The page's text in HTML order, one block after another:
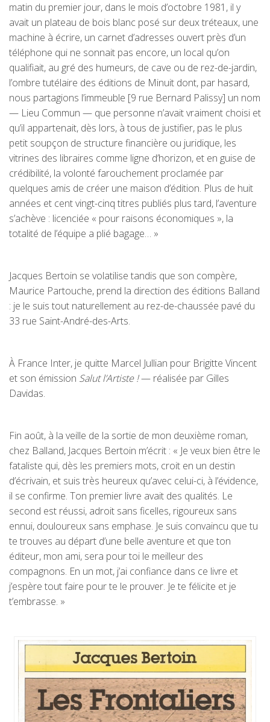
matin du premier jour, dans le mois d’octobre 1981, il y
avait un plateau de bois blanc posé sur deux tréteaux, une
machine à écrire, un carnet d’adresses ouvert près d’un
téléphone qui ne sonnait pas encore, un local qu’on
qualifiait, au gré des humeurs, de cave ou de rez-de-jardin,
l’ombre tutélaire des éditions de Minuit dont, par hasard,
nous partagions l’immeuble [9 rue Bernard Palissy] un nom
— Lieu Commun — que personne n’avait vraiment choisi et
qu’il appartenait, dès lors, à tous de justifier, pas le plus
petit soupçon de structure financière ou juridique, les
vitrines des libraires comme ligne d’horizon, et en guise de
crédibilité, la volonté farouchement proclamée par
quelques amis de créer une maison d’édition. Plus de huit
années et cent vingt-cinq titres publiés plus tard, l’aventure
s’achève : licenciée « pour raisons économiques », la
totalité de l’équipe a plié bagage… »
Jacques Bertoin se volatilise tandis que son compère,
Maurice Partouche, prend la direction des éditions Balland
: je le suis tout naturellement au rez-de-chaussée pavé du
33 rue Saint-André-des-Arts.
À France Inter, je quitte Marcel Jullian pour Brigitte Vincent
et son émission Salut l’Artiste !— réalisée par Gilles
Davidas.
Fin août, à la veille de la sortie de mon deuxième roman,
chez Balland, Jacques Bertoin m’écrit : « Je veux bien être le
fataliste qui, dès les premiers mots, croit en un destin
d’écrivain, et suis très heureux qu’avec celui-ci, à l’évidence,
il se confirme. Ton premier livre avait des qualités. Le
second est réussi, adroit sans ficelles, rigoureux sans
ennui, douloureux sans emphase. Je suis convaincu que tu
te trouves au départ d’une belle aventure et que ton
éditeur, mon ami, sera pour toi le meilleur des
compagnons. En un mot, j’ai confiance dans ce livre et
j’espère tout faire pour te le prouver. Je te félicite et je
t’embrasse. »